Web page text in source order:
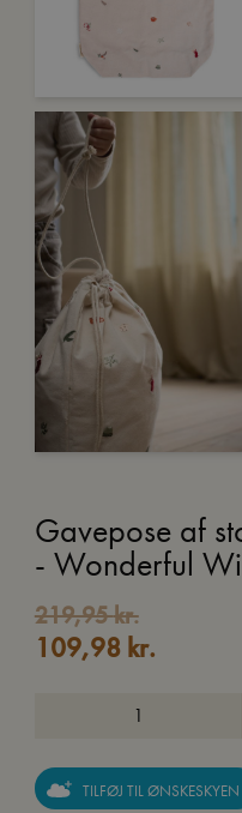
Gavepose af
- Wonderful
219,95kr.
109,98 kr.
TILFØJ TIL ØNSKESKYEN